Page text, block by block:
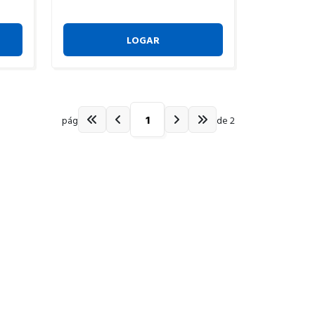
LOGAR
pág de 2